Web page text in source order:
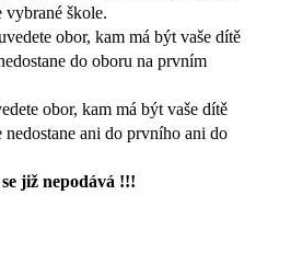
vybrané škole.
obor, kam má být vaše dítě
do oboru na prvním
obor, kam má být vaše dítě
nedostane ani do prvního ani do
již nepodává !!!